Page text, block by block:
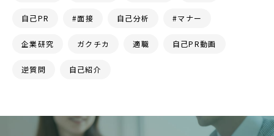
自己PR #面接 自己分析 #マナー
企業研究 ガクチカ 適職 自己PR動画
逆質問 自己紹介